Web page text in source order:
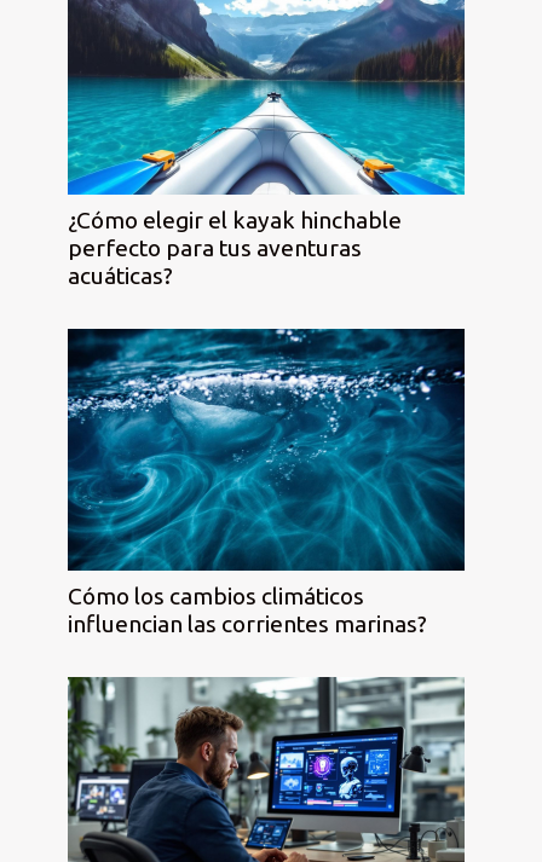
¿Cómo elegir el kayak hinchable
perfecto para tus aventuras
acuáticas?
Cómo los cambios climáticos
influencian las corrientes marinas?